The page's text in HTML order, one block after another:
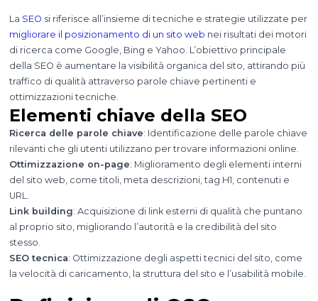
La SEO si riferisce all’insieme di tecniche e strategie utilizzate per
migliorare il posizionamento di un sito web nei risultati dei motori
di ricerca come Google, Bing e Yahoo. L’obiettivo principale
della SEO è aumentare la visibilità organica del sito, attirando più
traffico di qualità attraverso parole chiave pertinenti e
ottimizzazioni tecniche.
Elementi chiave della SEO
Ricerca delle parole chiave: Identificazione delle parole chiave
rilevanti che gli utenti utilizzano per trovare informazioni online.
Ottimizzazione on-page: Miglioramento degli elementi interni
del sito web, come titoli, meta descrizioni, tag H1, contenuti e
URL.
Link building: Acquisizione di link esterni di qualità che puntano
al proprio sito, migliorando l’autorità e la credibilità del sito
stesso.
SEO tecnica: Ottimizzazione degli aspetti tecnici del sito, come
la velocità di caricamento, la struttura del sito e l’usabilità mobile.